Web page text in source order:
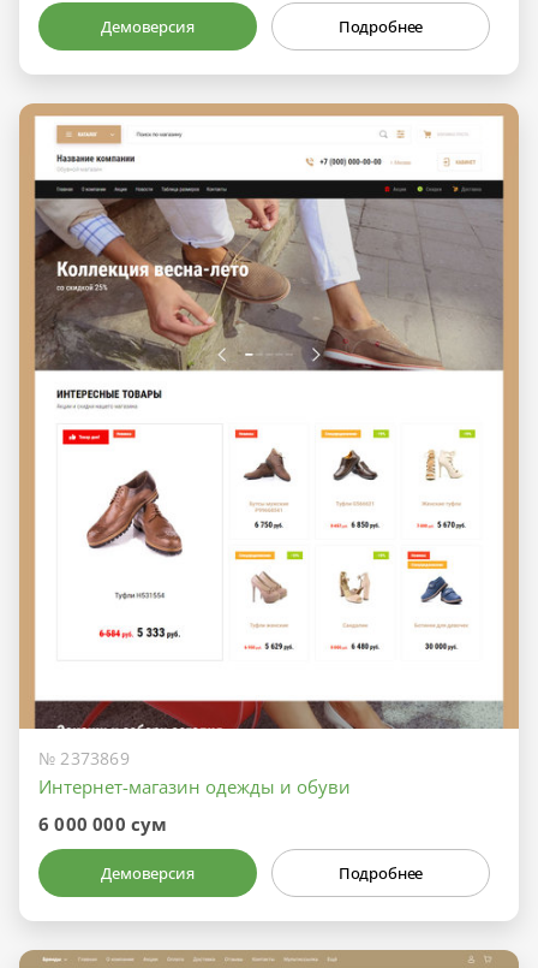
Демоверсия Подробнее
№ 2373869
Интернет-магазин одежды и обуви
6 000 000 сум
Демоверсия Подробнее